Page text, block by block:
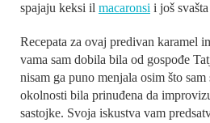
spajaju keksi il macaronsi i još
Recepata za ovaj predivan karamel
vama sam dobila bila od gospođe
nisam ga puno menjala osim što
okolnosti bila prinuđena da
sastojke. Svoja iskustva vam